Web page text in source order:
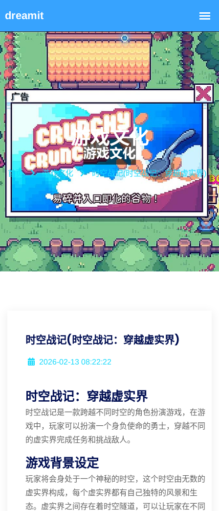
游戏文化
首页 游戏文化 时空战记(时空战记：穿越虚实界)
时空战记(时空战记：穿越虚实界)
2026-02-13 08:22:22
时空战记：穿越虚实界
时空战记是一款跨越不同时空的角色扮演游戏，在游
戏中，玩家可以扮演一个身负使命的勇士，穿越不同
的虚实界完成任务和挑战敌人。
游戏背景设定
玩家将会身处于一个神秘的时空，这个时空由无数的
虚实界构成，每个虚实界都有自己独特的风景和生
态。虚实界之间存在着时空隧道，可以让玩家在不同